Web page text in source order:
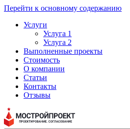
Перейти к основному содержанию
Услуги
Услуга 1
Услуга 2
Выполненные проекты
Стоимость
О компании
Статьи
Контакты
Отзывы